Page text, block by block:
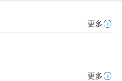
更多
更多